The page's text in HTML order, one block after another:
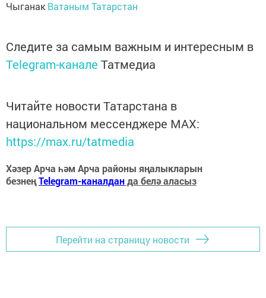
ЧыганакВатаным Татарстан
Следите за самым важным и интересным в
Telegram-канале Татмедиа
Читайте новости Татарстана в
национальном мессенджере MАХ:
https://max.ru/tatmedia
Хәзер Арча һәм Арча районы яңалыкларын
безнеңTelegram-каналданда белә аласыз
Перейти на страницу новости